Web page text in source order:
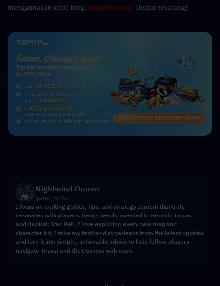
menggunakan kode blog: topupliveblog. Hemat sekarang!
Nightwind Ororon
game writer
I focus on crafting guides, tips, and strategy content that truly
resonates with players. Being deeply invested in Genshin Impact
and Honkai: Star Rail, I love exploring every new map and
character kit. I take my firsthand experience from the latest updates
and turn it into simple, actionable advice to help fellow players
navigate Teyvat and the Cosmos with ease.